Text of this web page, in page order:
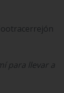
para llevar a